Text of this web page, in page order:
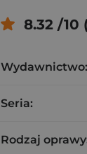
8.32 /10
Wydawnictwo:
Seria:
Rodzaj